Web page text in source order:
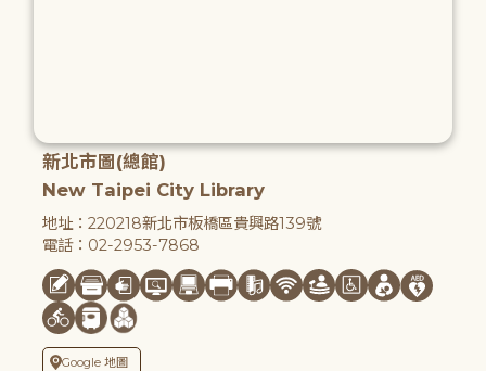
新北市圖(總館)
New Taipei City Library
地址：220218新北市板橋區貴興路139號
電話：02-2953-7868
Google 地圖